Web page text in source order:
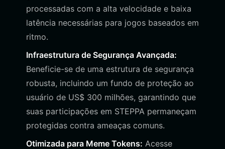
processadas com a alta velocidade e baixa
latência necessárias para jogos baseados em
ritmo.
Infraestrutura de Segurança Avançada:
Beneficie-se de uma estrutura de segurança
robusta, incluindo um fundo de proteção ao
usuário de US$ 300 milhões, garantindo que
suas participações em STEPPA permaneçam
protegidas contra ameaças comuns.
Otimizada para Meme Tokens: Acesse